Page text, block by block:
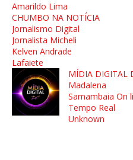
Amarildo Lima
CHUMBO NA NOTÍCIA
Jornalismo Digital
Jornalista Micheli
Kelven Andrade
Lafaiete
MÍDIA DIGITAL
Madalena
Samambaia On
Tempo Real
Unknown